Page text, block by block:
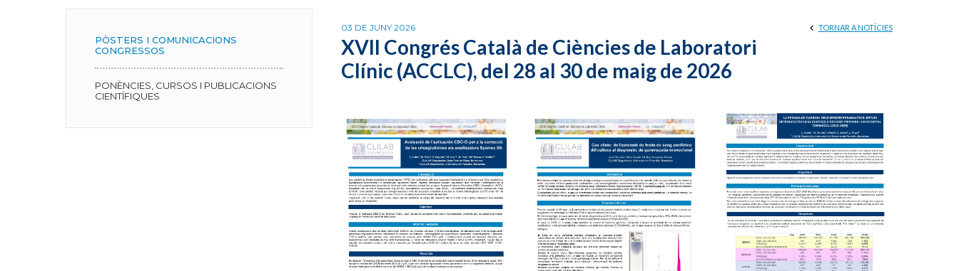
03 DE JUNY 2026
XVII Congrés Català de Ciències de Laboratori
Clínic (ACCLC), del 28 al 30 de maig de 2026
TORNAR A NOTÍCIES
PÒSTERS I COMUNICACIONS
CONGRESSOS
PONÈNCIES, CURSOS I PUBLICACIONS
CIENTÍFIQUES